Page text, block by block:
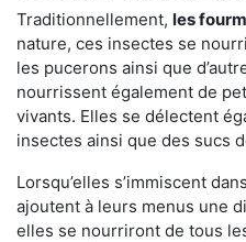
Traditionnellement, les
nature, ces insectes se
les pucerons ainsi que
nourrissent également de
vivants. Elles se délectent
insectes ainsi que des sucs
Lorsqu’elles s’immiscent
ajoutent à leurs menus une
elles se nourriront de tous